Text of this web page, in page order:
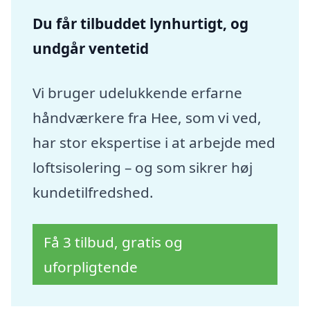
Du får tilbuddet lynhurtigt, og
undgår ventetid
Vi bruger udelukkende erfarne
håndværkere fra Hee, som vi ved,
har stor ekspertise i at arbejde med
loftsisolering – og som sikrer høj
kundetilfredshed.
Få 3 tilbud, gratis og
uforpligtende